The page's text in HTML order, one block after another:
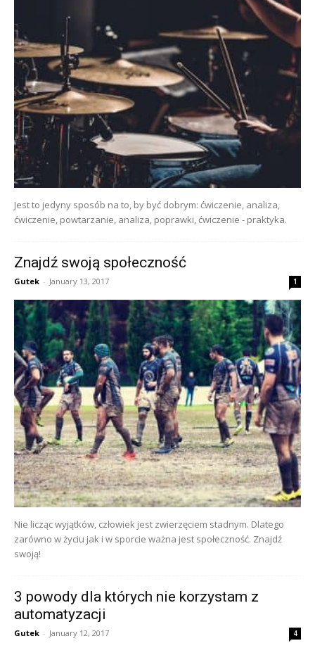
Jest to jedyny sposób na to, by być dobrym: ćwiczenie, analiza,
ćwiczenie, powtarzanie, analiza, poprawki, ćwiczenie - praktyka.
Znajdź swoją społeczność
Gutek - January 13, 2017 1
Nie licząc wyjątków, człowiek jest zwierzęciem stadnym. Dlatego
zarówno w życiu jak i w sporcie ważna jest społeczność. Znajdź
swoją!
3 powody dla których nie korzystam z
automatyzacji
Gutek - January 12, 2017 4